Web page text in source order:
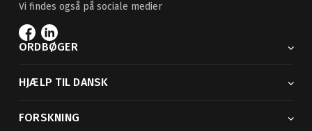
Vi findes også på sociale medier
ORDBØGER
HJÆLP TIL DANSK
FORSKNING